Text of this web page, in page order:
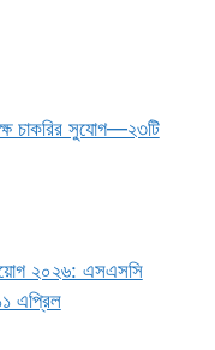
চাকরির সুযোগ—২৩টি
২০২৬: এসএসসি
এপ্রিল